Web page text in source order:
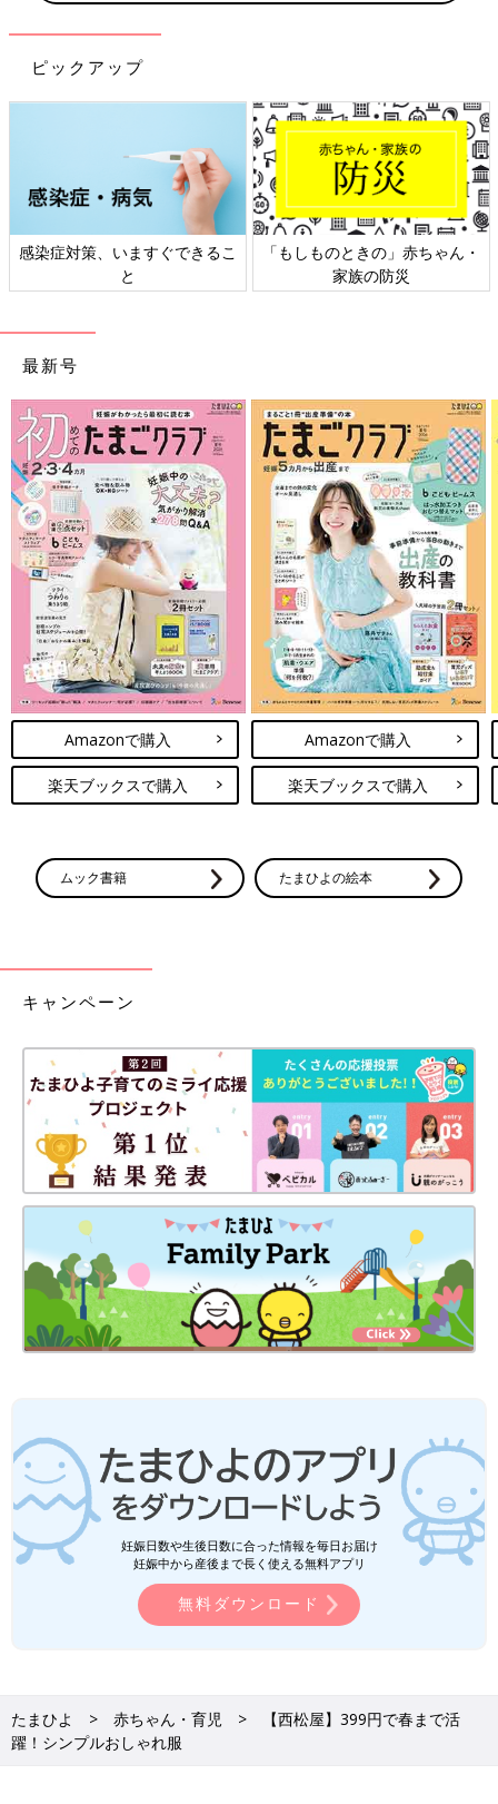
ピックアップ
・
日本外来小児科学会リーフレッ
ト検討会
六星占術 細木かおりさんの人
相談
最新号
Amazonで購入
楽天ブックスで購入
Amazonで購入
楽天ブックスで購入
ムック書籍 たまひよの絵本
キャンペーン
妊娠日数や生後日数に合った情報を毎日お届け
妊娠中から産後まで長く使える無料アプリ
無料ダウンロード
たまひよ 赤ちゃん・育児
【西松屋】399円で春まで活
躍！シンプルおしゃれ服